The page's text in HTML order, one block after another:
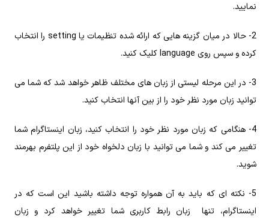
نمایید.
2- حالا در میان گزینه هایی که ارائه شده تنظیمات یا setting را انتخاب
کرده و سپس روی language کلیک کنید.
3- در این مرحله لیستی از زبان‌ های مختلف ظاهر خواهد شد که شما می
توانید زبان مورد نظر خود را از بین آنها انتخاب کنید.
4- هنگامی که زبان‌ مورد نظر خود‌ را انتخاب کنید، زبان اینستاگرام شما
تغییر می کند و شما می توانید با زبان دلخواه خود از این پلتفرم بهرمند
شوید.
5- نکته‌ ای که باید به آن همواره توجه داشته باشید این است که در
اینستاگرام‌، تنها زبان رابط کاربری شما تغییر خواهد کرد و زبان